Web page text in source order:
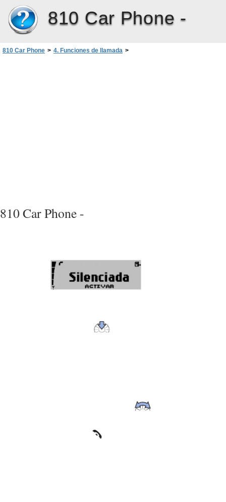
810 Car Phone -
810 Car Phone > 4. Funciones de llamada >
810 Car Phone -